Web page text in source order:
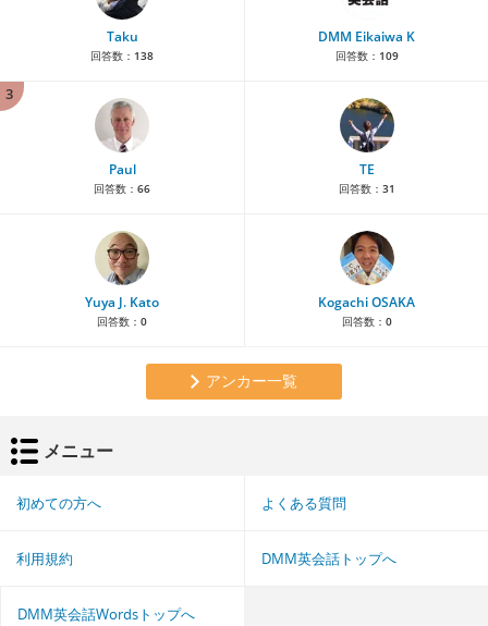
Taku
回答数： 138
DMM Eikaiwa K
回答数： 109
3
Paul
回答数： 66
TE
回答数： 31
Yuya J. Kato
回答数： 0
Kogachi OSAKA
回答数： 0
アンカー一覧
メニュー
初めての方へ よくある質問
利用規約 DMM英会話トップへ
DMM英会話Wordsトップへ